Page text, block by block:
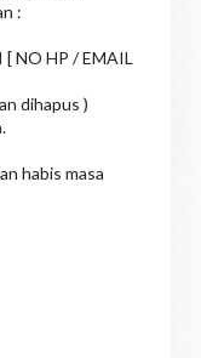
:
NO HP / EMAIL
dihapus )
habis masa